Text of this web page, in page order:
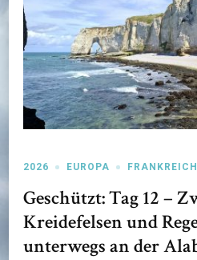
2026 EUROPA FRANKREICH
Geschützt: Tag 12 –
Kreidefelsen und
unterwegs an der